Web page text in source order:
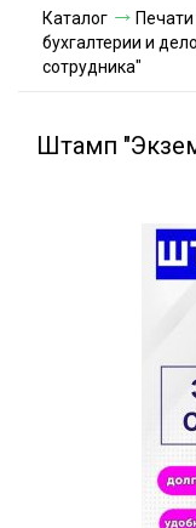
Каталог
бухгалтерии и
сотрудника"
Штамп